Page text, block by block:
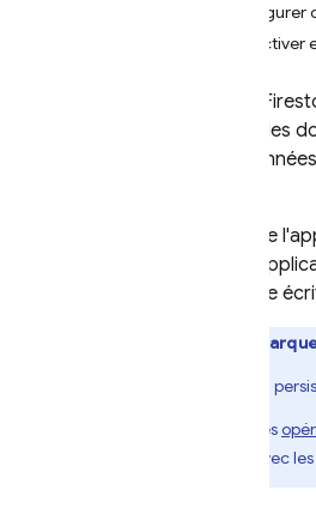
Cloud
copie des
aux
Lorsque
votre
dernière
La
Les
avec